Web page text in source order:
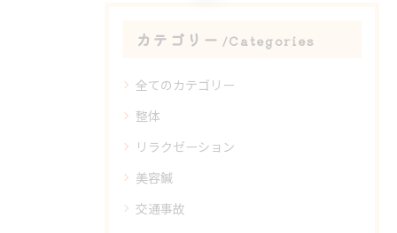
カテゴリー Categories
全てのカテゴリー
整体
リラクゼーション
美容鍼
交通事故